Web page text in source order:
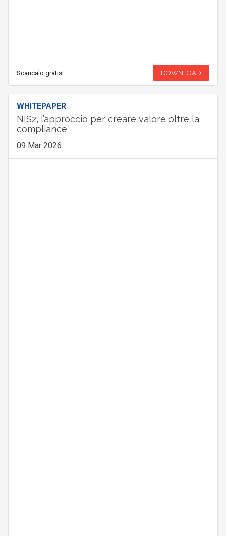
Scaricalo gratis! DOWNLOAD
WHITEPAPER
NIS2, l’approccio per creare valore oltre la
compliance
09 Mar 2026